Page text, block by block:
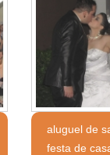
aluguel de
festa de